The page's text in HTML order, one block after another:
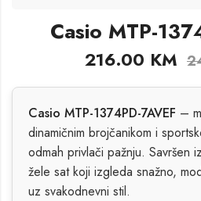
Casio MTP-
216.00 KM
Casio MTP-1374PD-7AVEF –
dinamičnim brojčanikom i
odmah privlači pažnju. Savršen
žele sat koji izgleda snažno,
uz svakodnevni stil.